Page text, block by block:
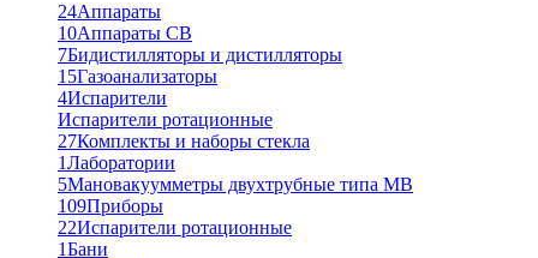
24Аппараты
10Аппараты СВ
7Бидистилляторы и дистилляторы
15Газоанализаторы
4Испарители
Испарители ротационные
27Комплекты и наборы стекла
1Лаборатории
5Мановакуумметры двухтрубные типа МВ
109Приборы
22Испарители ротационные
1Бани